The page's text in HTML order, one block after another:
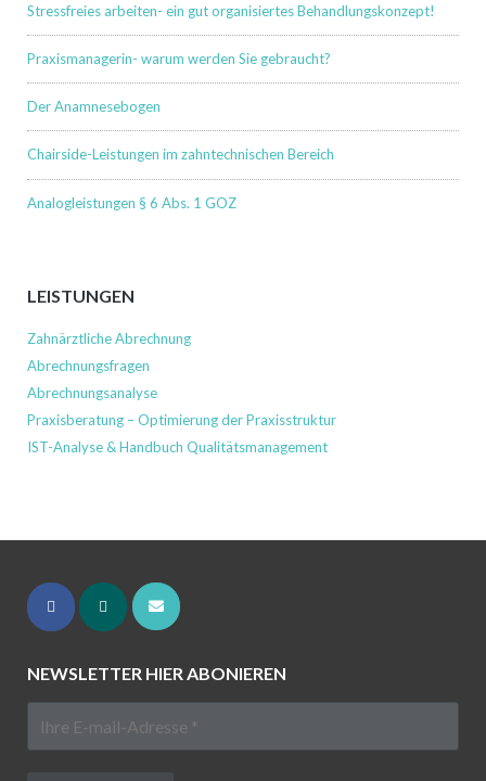
Stressfreies arbeiten- ein gut organisiertes Behandlungskonzept!
Praxismanagerin- warum werden Sie gebraucht?
Der Anamnesebogen
Chairside-Leistungen im zahntechnischen Bereich
Analogleistungen § 6 Abs. 1 GOZ
LEISTUNGEN
Zahnärztliche Abrechnung
Abrechnungsfragen
Abrechnungsanalyse
Praxisberatung – Optimierung der Praxisstruktur
IST-Analyse & Handbuch Qualitätsmanagement
NEWSLETTER HIER ABONIEREN